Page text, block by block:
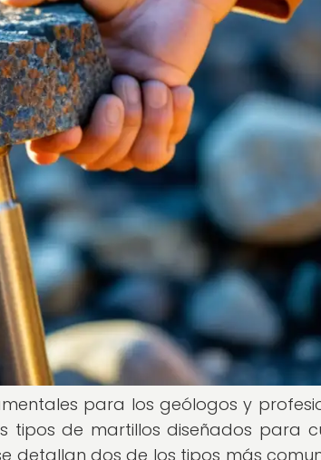
para los geólogos y
tipos de martillos diseñados para
detallan dos de los tipos más